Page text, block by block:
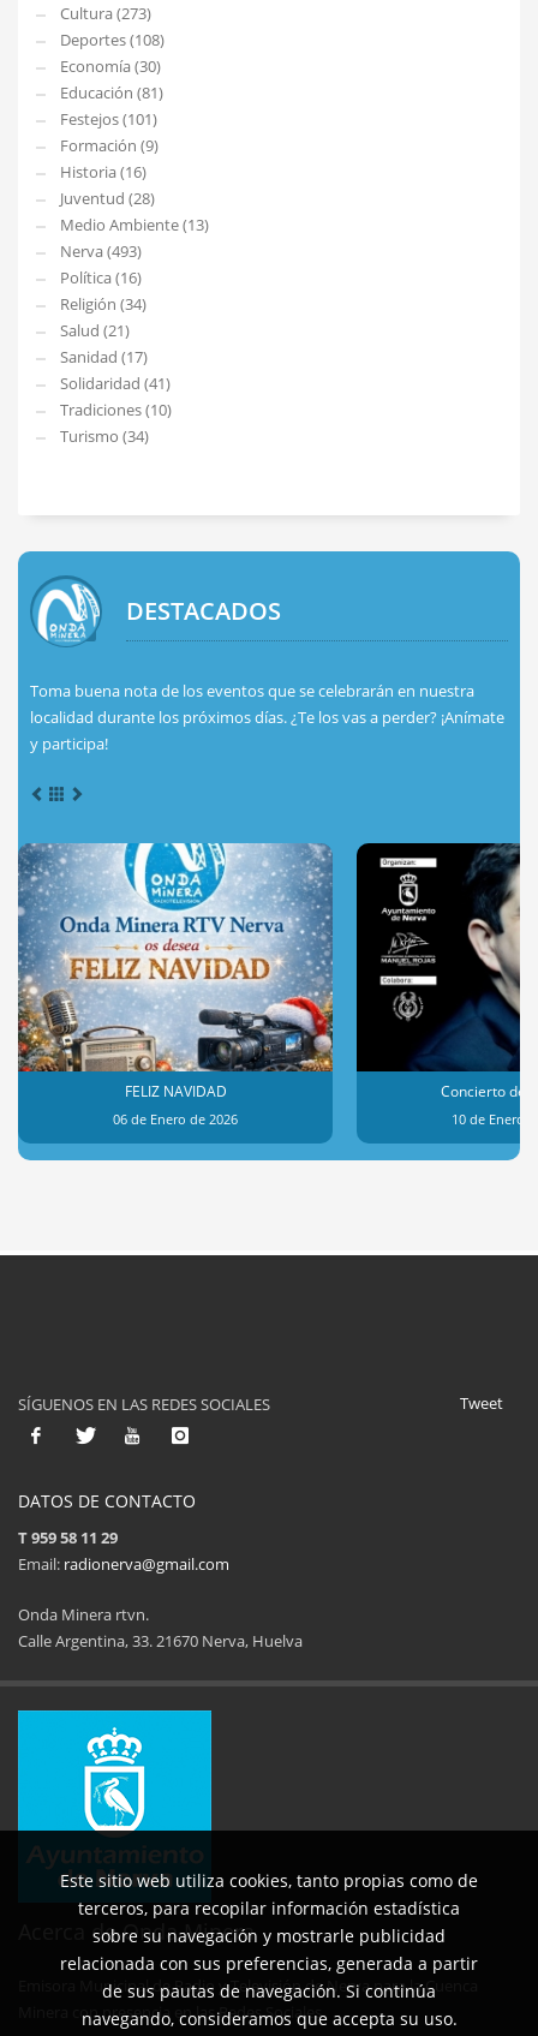
Cultura (273)
Deportes (108)
Economía (30)
Educación (81)
Festejos (101)
Formación (9)
Historia (16)
Juventud (28)
Medio Ambiente (13)
Nerva (493)
Política (16)
Religión (34)
Salud (21)
Sanidad (17)
Solidaridad (41)
Tradiciones (10)
Turismo (34)
DESTACADOS
Toma buena nota de los eventos que se celebrarán en nuestra
localidad durante los próximos días. ¿Te los vas a perder? ¡Anímate
y participa!
FELIZ NAVIDAD
06 de Enero de 2026
Concierto de
10 de Enero
11ª Feria del Jamón 34 Memorial
No al maltrato animal
29 de Mayo de 2025
Semana Cultural
31 de Mayo
Tweet
SÍGUENOS EN LAS REDES SOCIALES
DATOS DE CONTACTO
T 959 58 11 29
Email: radionerva@gmail.com
Onda Minera rtvn.
Calle Argentina, 33. 21670 Nerva, Huelva
Acerca de Onda Minera
Emisora Municipal de Radio y Televisión de Nerva para la Cuenca
Minera con presencia en las Redes Sociales.
Este sitio web utiliza cookies, tanto propias como de
terceros, para recopilar información estadística
sobre su navegación y mostrarle publicidad
relacionada con sus preferencias, generada a partir
de sus pautas de navegación. Si continúa
navegando, consideramos que accepta su uso.